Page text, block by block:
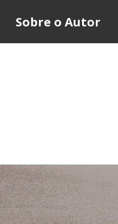
Sobre o Autor